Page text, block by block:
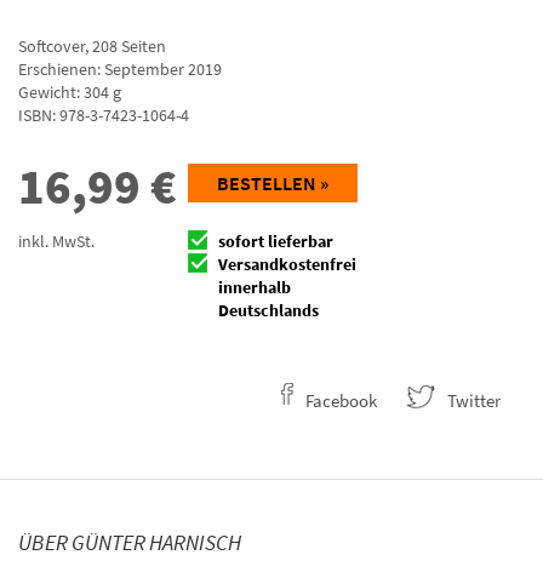
Softcover,208Seiten
Erschienen: September 2019
Gewicht: 304 g
ISBN:978-3-7423-1064-4
16,99 €
inkl. MwSt.
BESTELLEN »
sofort lieferbar
Versandkostenfrei
innerhalb
Deutschlands
Facebook Twitter
ÜBER GÜNTER HARNISCH